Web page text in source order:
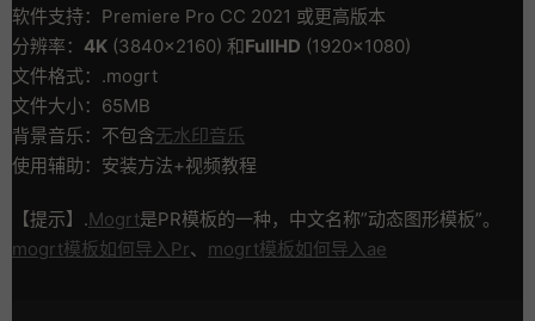
软件支持：Premiere Pro CC 2021 或更高版本
分辨率： 4K (3840×2160) 和FullHD (1920×1080)
文件格式：.mogrt
文件大小：65MB
背景音乐：不包含无水印音乐
使用辅助：安装方法+视频教程
【提示】.Mogrt是PR模板的一种，中文名称”动态图形模板”。
mogrt模板如何导入Pr、 mogrt模板如何导入ae